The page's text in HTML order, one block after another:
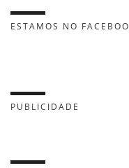
ESTAMOS NO
PUBLICIDADE